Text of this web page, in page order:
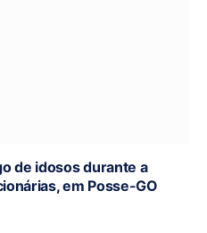
de idosos durante a
em Posse-GO